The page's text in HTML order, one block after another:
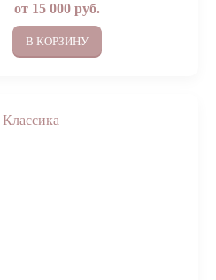
от 15 000 руб.
В КОРЗИНУ